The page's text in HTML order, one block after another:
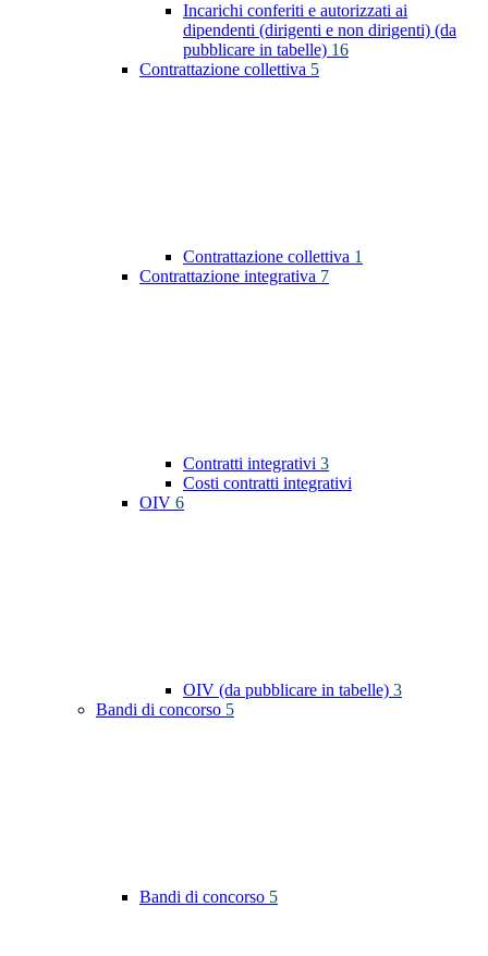
Incarichi conferiti e autorizzati ai
dipendenti (dirigenti e non dirigenti) (da
pubblicare in tabelle) 16
Contrattazione collettiva 5
Contrattazione collettiva 1
Contrattazione integrativa 7
Contratti integrativi 3
Costi contratti integrativi
OIV 6
OIV (da pubblicare in tabelle) 3
Bandi di concorso 5
Bandi di concorso 5